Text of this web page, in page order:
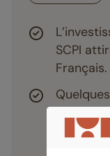
SCPI
Français.
sont